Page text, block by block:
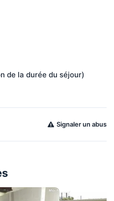
de la durée du séjour)
Signaler un abus